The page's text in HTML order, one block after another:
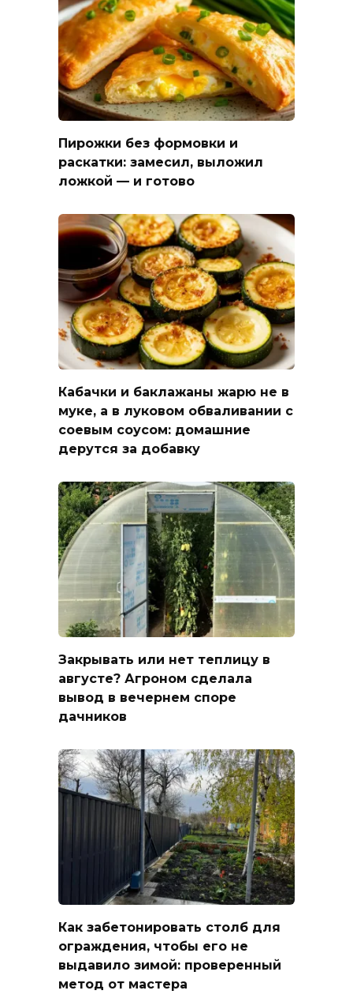
Пирожки без формовки и
раскатки: замесил, выложил
ложкой — и готово
Кабачки и баклажаны жарю не в
муке, а в луковом обваливании с
соевым соусом: домашние
дерутся за добавку
Закрывать или нет теплицу в
августе? Агроном сделала
вывод в вечернем споре
дачников
Как забетонировать столб для
ограждения, чтобы его не
выдавило зимой: проверенный
метод от мастера